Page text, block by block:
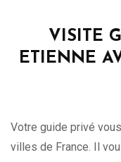
VISITE
ETIENNE
Votre guide privé
villes de France. Il